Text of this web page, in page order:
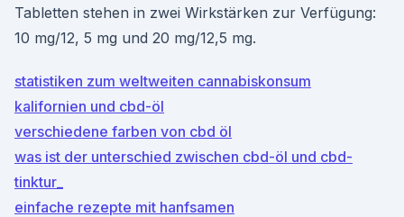
Tabletten stehen in zwei Wirkstärken zur Verfügung:
10 mg/12, 5 mg und 20 mg/12,5 mg.
statistiken zum weltweiten cannabiskonsum
kalifornien und cbd-öl
verschiedene farben von cbd öl
was ist der unterschied zwischen cbd-öl und cbd-
tinktur_
einfache rezepte mit hanfsamen